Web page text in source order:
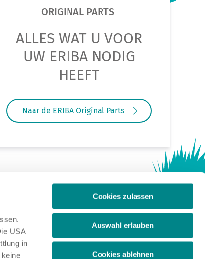
USA
in
Cookies zulassen
Auswahl erlauben
Cookies ablehnen
ORIGINAL PARTS
ALLES WAT U VOOR
UW ERIBA NODIG
HEEFT
Naar de ERIBA Original Parts